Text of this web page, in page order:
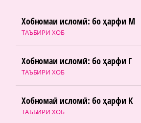
ТАЪБИРИ ХОБ
Хобномаи исломӣ: бо ҳарфи М
ТАЪБИРИ ХОБ
Хобномаи исломӣ: бо ҳарфи Г
ТАЪБИРИ ХОБ
Хобномаӣ исломӣ: бо ҳарфи К